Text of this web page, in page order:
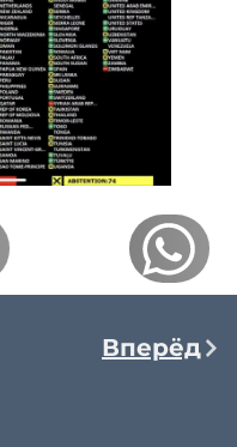
Вперёд